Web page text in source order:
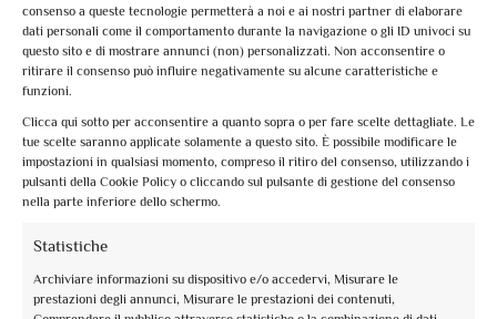
consenso a queste tecnologie permetterà a noi e ai nostri partner di elaborare
dati personali come il comportamento durante la navigazione o gli ID univoci su
questo sito e di mostrare annunci (non) personalizzati. Non acconsentire o
ritirare il consenso può influire negativamente su alcune caratteristiche e
funzioni.
Clicca qui sotto per acconsentire a quanto sopra o per fare scelte dettagliate. Le
tue scelte saranno applicate solamente a questo sito. È possibile modificare le
impostazioni in qualsiasi momento, compreso il ritiro del consenso, utilizzando i
pulsanti della Cookie Policy o cliccando sul pulsante di gestione del consenso
nella parte inferiore dello schermo.
Statistiche
Archiviare informazioni su dispositivo e/o accedervi, Misurare le
prestazioni degli annunci, Misurare le prestazioni dei contenuti,
From €10,00
Book now
Stroncone: 1 activity found. Showing 1 - 1
Not what you're looking for? Try your search again